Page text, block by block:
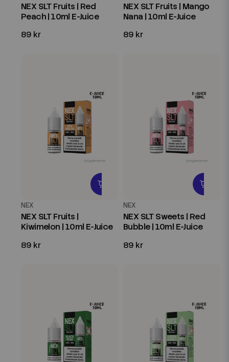
NEX SLT Fruits | Red
Peach | 10ml E-Juice
89 kr
NEX SLT Fruits | Mango
Nana | 10ml E-Juice
89 kr
NEX
NEX SLT Fruits |
Kiwimelon | 10ml E-Juice
89 kr
NEX
NEX SLT Sweets | Red
Bubble | 10ml E-Juice
89 kr